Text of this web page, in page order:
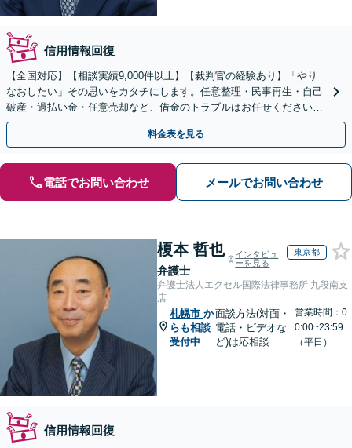
信用情報回復
【全国対応】【相談実績9,000件以上】【裁判官の経験あり】「やり
なおしたい」その思いをカタチにします。任意整理・民事再生・自己
破産・過払い金・任意売却など、借金のトラブルはお任せください。
【初回相談無料】【全国対応可能】
料金表を見る
電話でお問い合わせ メールでお問い合わせ
榎本 哲也
弁護士
インタビュ
ーを見る
東京都
弁護士法人エクセル国際法律事務所 九段南支
店
札幌市 か
らも相談
受付中
面談方法(対面・
電話・ビデオな
ど)は応相談
営業時間：0
0:00~23:59
（平日）
信用情報回復